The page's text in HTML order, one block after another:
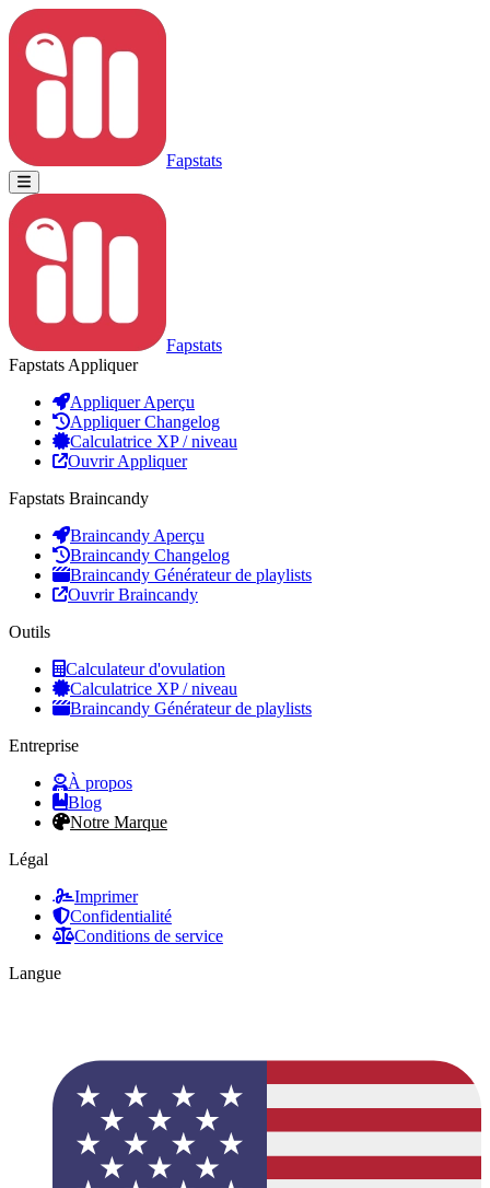
Fapstats
Fapstats
Fapstats Appliquer
Appliquer Aperçu
Appliquer Changelog
Calculatrice XP / niveau
Ouvrir Appliquer
Fapstats Braincandy
Braincandy Aperçu
Braincandy Changelog
Braincandy Générateur de playlists
Ouvrir Braincandy
Outils
Calculateur d'ovulation
Calculatrice XP / niveau
Braincandy Générateur de playlists
Entreprise
À propos
Blog
Notre Marque
Légal
Imprimer
Confidentialité
Conditions de service
Langue